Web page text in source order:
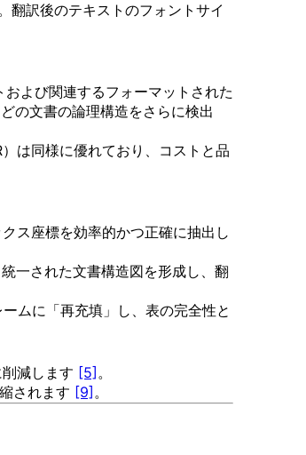
翻訳後のテキストのフォントサイ
よび関連するフォーマットされた
の文書の論理構造をさらに検出
は同様に優れており、コストと品
ス座標を効率的かつ正確に抽出し
一された文書構造図を形成し、翻
ムに「再充填」し、表の完全性と
減します [5] 。
されます [9] 。